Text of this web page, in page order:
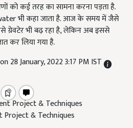
को कई तरह का सामना करना पड़ता है.
भी कहा जाता है. आज के समय में जैसे
ग्रेवटेर भी बढ़ रहा है, लेकिन अब इससे
कर लिया गया है.
28 January, 2022 3:17 PM IST
& Techniques